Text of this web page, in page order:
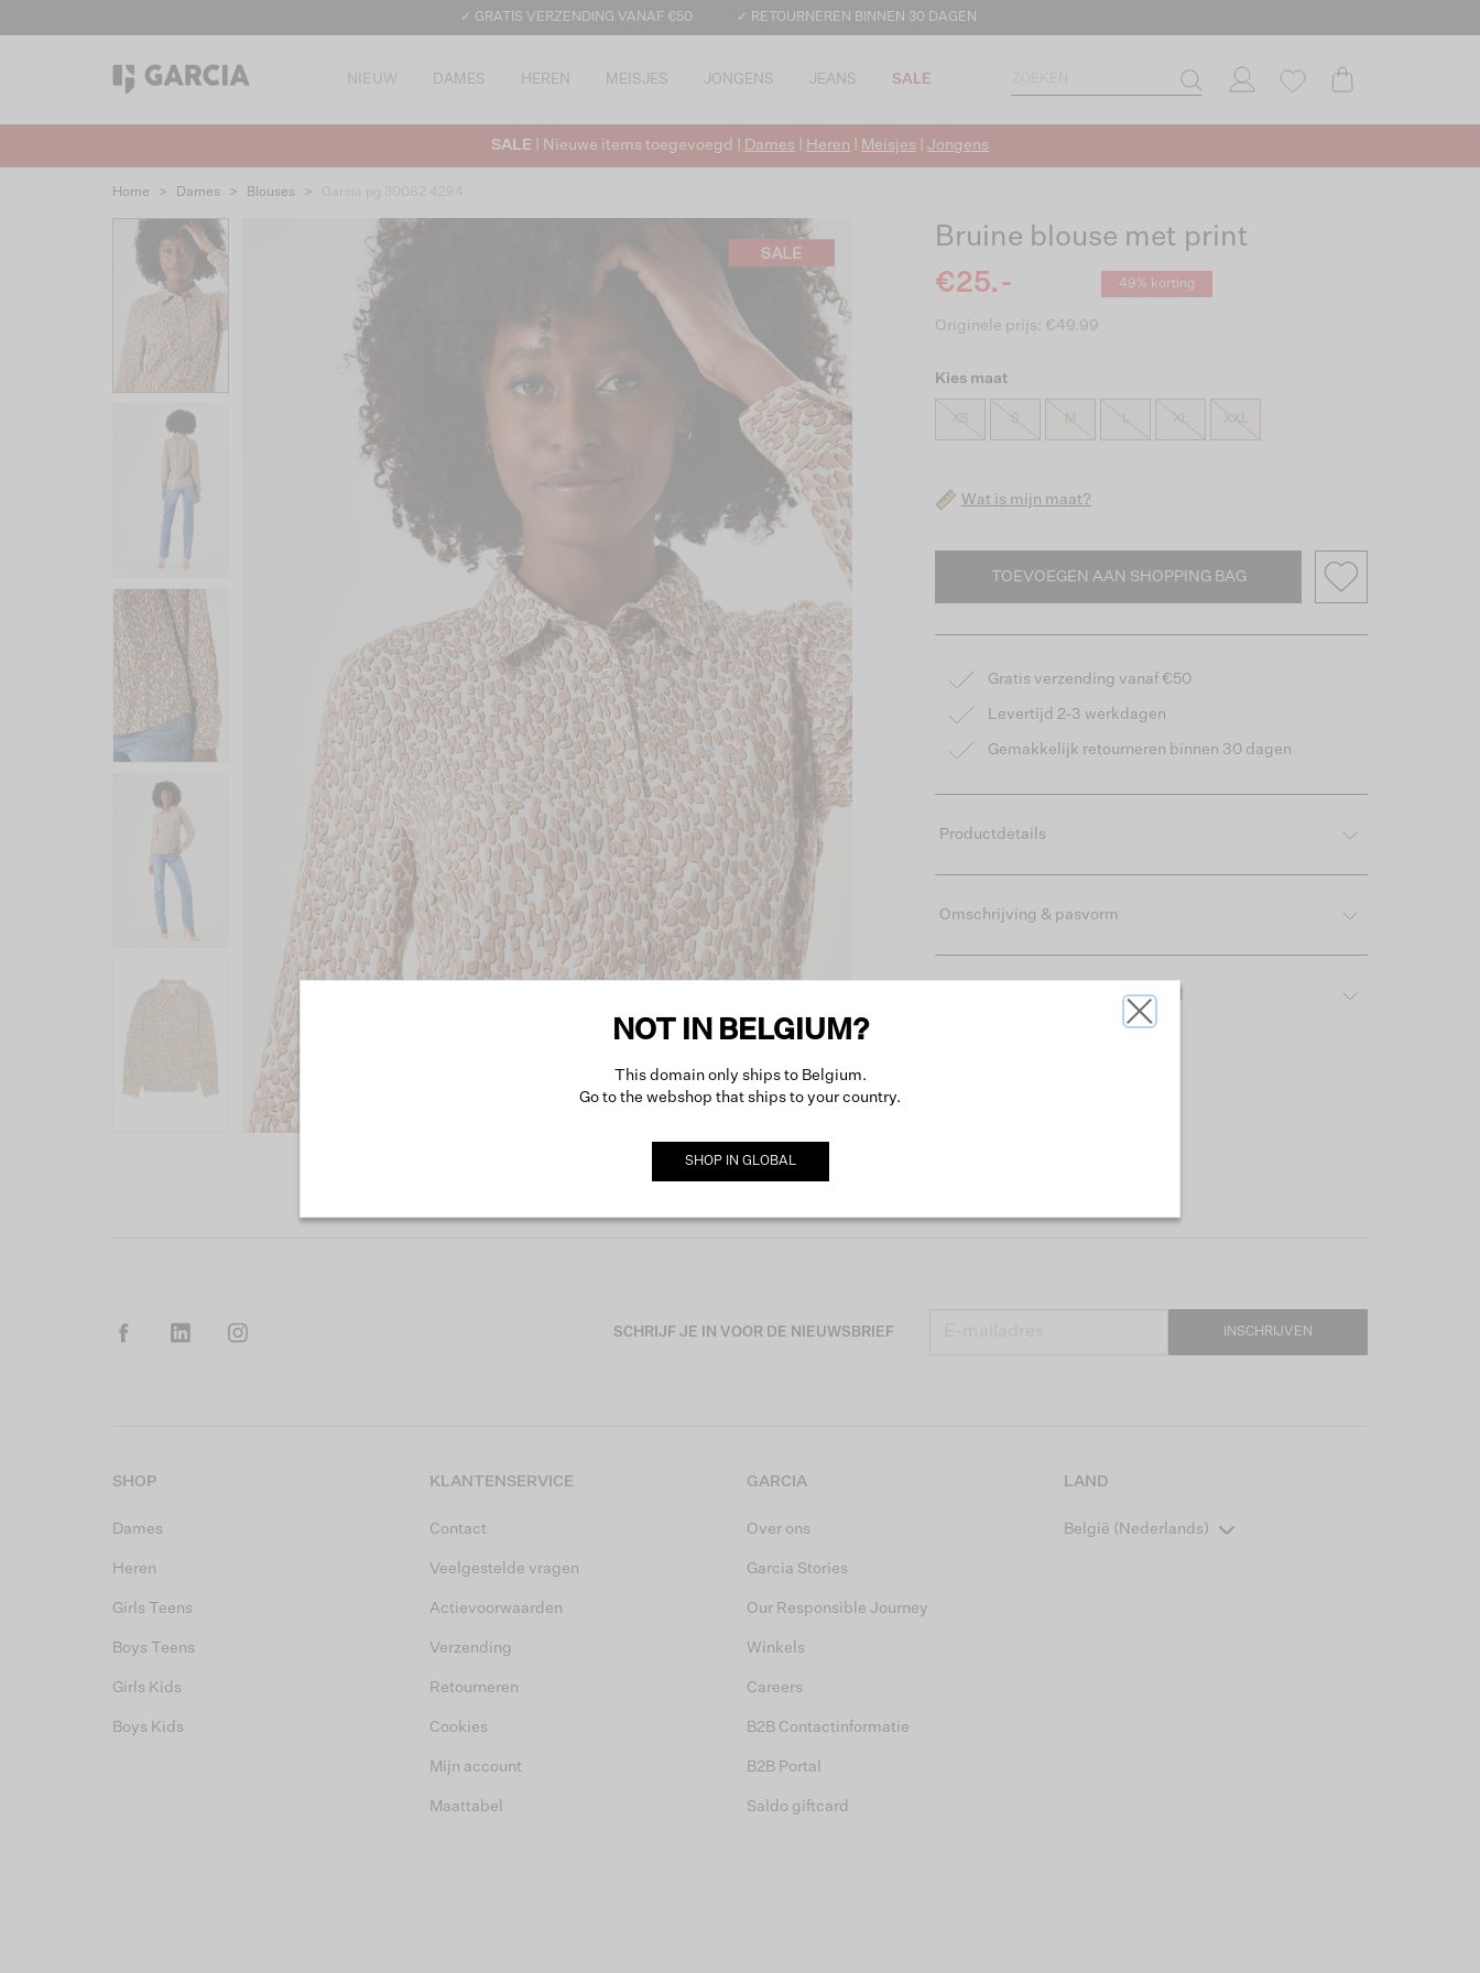
✓ GRATIS VERZENDING VANAF €50 ✓ RETOURNEREN BINNEN 30 DAGEN
NIEUW DAMES HEREN MEISJES JONGENS JEANS SALE
SALE | Nieuwe items toegevoegd | Dames Heren Meisjes Jongens
Home > Dames > Blouses >
Bruine blouse met print
€25.-
49% korting
Originele prijs: €49.99
Kies maat
XS M XL XXL
Wat is mijn maat?
TOEVOEGEN AAN SHOPPING BAG
Gratis verzending vanaf €50
Levertijd 2-3 werkdagen
Gemakkelijk retourneren binnen 30 dagen
Productdetails
Omschrijving & pasvorm
Meer over het gebruikte materiaal
SCHRIJF JE IN VOOR DE NIEUWSBRIEF INSCHRIJVEN
SHOP
Dames
Heren
Girls Teens
Boys Teens
Girls Kids
Boys Kids
KLANTENSERVICE
Contact
Veelgestelde vragen
Actievoorwaarden
Verzending
Retourneren
Cookies
Mijn account
Maattabel
GARCIA
Over ons
Garcia Stories
Our Responsible Journey
Winkels
Careers
B2B Contactinformatie
B2B Portal
Saldo giftcard
LAND
België (Nederlands)
NOT IN BELGIUM?
This domain only ships to Belgium.
Go to the webshop that ships to your country.
SHOP IN GLOBAL